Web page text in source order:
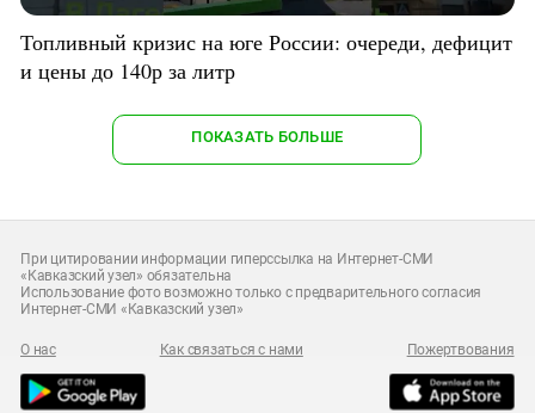
Топливный кризис на юге России: очереди, дефицит
и цены до 140р за литр
ПОКАЗАТЬ БОЛЬШЕ
При цитировании информации гиперссылка на Интернет-СМИ
«Кавказский узел» обязательна
Использование фото возможно только с предварительного согласия
Интернет-СМИ «Кавказский узел»
О нас Как связаться с нами Пожертвования